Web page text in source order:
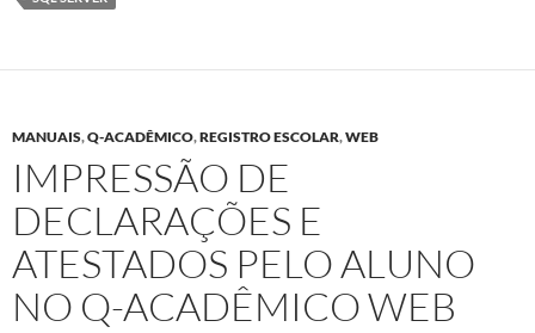
MANUAIS,Q-ACADÊMICO,REGISTRO ESCOLAR,WEB
IMPRESSÃO DE
DECLARAÇÕES E
ATESTADOS PELO ALUNO
NO Q-ACADÊMICO WEB